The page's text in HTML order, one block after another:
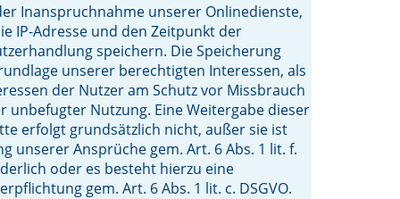
Inanspruchnahme unserer Onlinedienste,
IP-Adresse und den Zeitpunkt der
speichern. Die Speicherung
unserer berechtigten Interessen, als
der Nutzer am Schutz vor Missbrauch
unbefugter Nutzung. Eine Weitergabe dieser
erfolgt grundsätzlich nicht, außer sie ist
unserer Ansprüche gem. Art. 6 Abs. 1 lit. f.
oder es besteht hierzu eine
gem. Art. 6 Abs. 1 lit. c. DSGVO.